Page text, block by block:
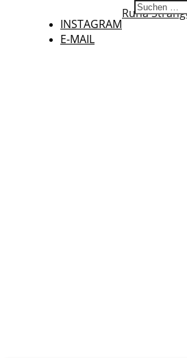
INSTAGRAM
E-MAIL
Runa